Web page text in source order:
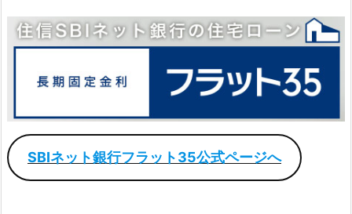
SBIネット銀行フラット35公式ページへ